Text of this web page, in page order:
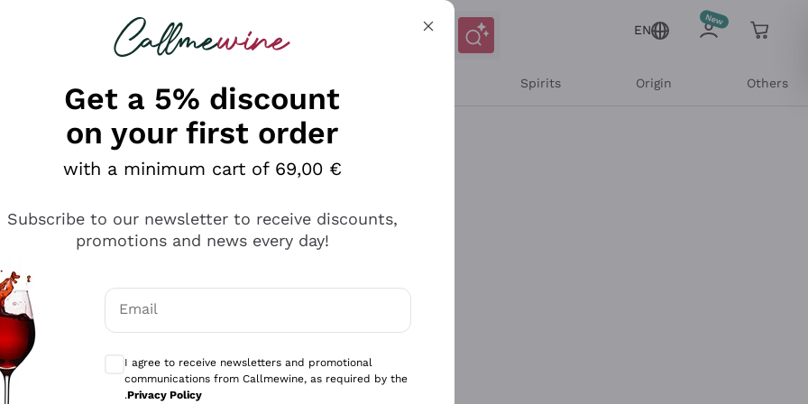
looking for
EN
Spirits Origin Others
Get a 5% discount
on your first order
with a minimum cart of 69,00 €
Subscribe to our newsletter to receive discounts,
promotions and news every day!
Email
I agree to receive newsletters and promotional
communications from Callmewine, as required by the
.Privacy Policy